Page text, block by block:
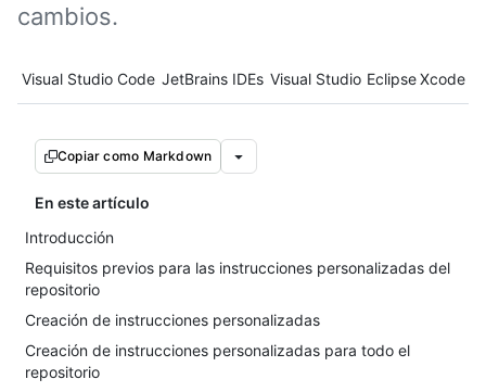
cambios.
Tool navigation
Visual Studio Code JetBrains IDEs Visual Studio EclipseXcode
Copiar como Markdown
En este artículo
Introducción
Requisitos previos para las instrucciones personalizadas del
repositorio
Creación de instrucciones personalizadas
Creación de instrucciones personalizadas para todo el
repositorio